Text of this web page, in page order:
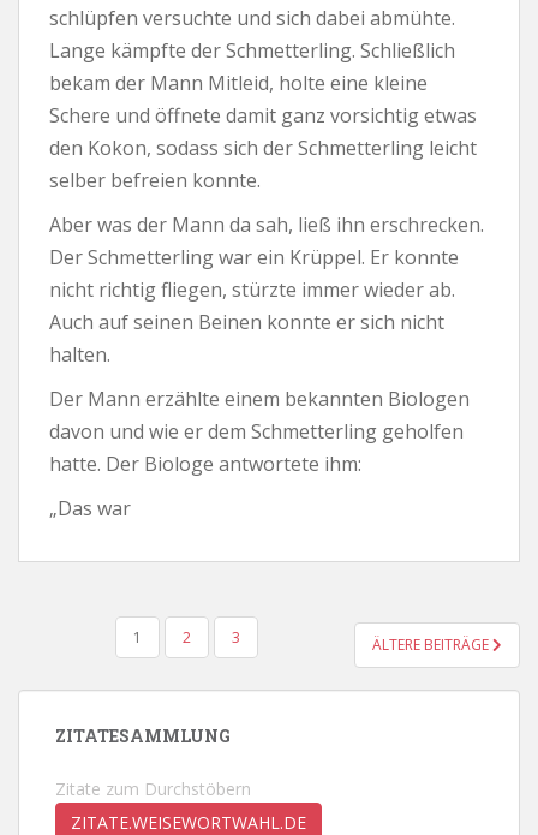
schlüpfen versuchte und sich dabei abmühte.
Lange kämpfte der Schmetterling. Schließlich
bekam der Mann Mitleid, holte eine kleine
Schere und öffnete damit ganz vorsichtig etwas
den Kokon, sodass sich der Schmetterling leicht
selber befreien konnte.
Aber was der Mann da sah, ließ ihn erschrecken.
Der Schmetterling war ein Krüppel. Er konnte
nicht richtig fliegen, stürzte immer wieder ab.
Auch auf seinen Beinen konnte er sich nicht
halten.
Der Mann erzählte einem bekannten Biologen
davon und wie er dem Schmetterling geholfen
hatte. Der Biologe antwortete ihm:
„Das war
SEITENNUMMERIERUNG
BEITRÄGE
1 2 3 ÄLTERE BEITRÄGE
ZITATESAMMLUNG
Zitate zum Durchstöbern
ZITATE.WEISEWORTWAHL.DE